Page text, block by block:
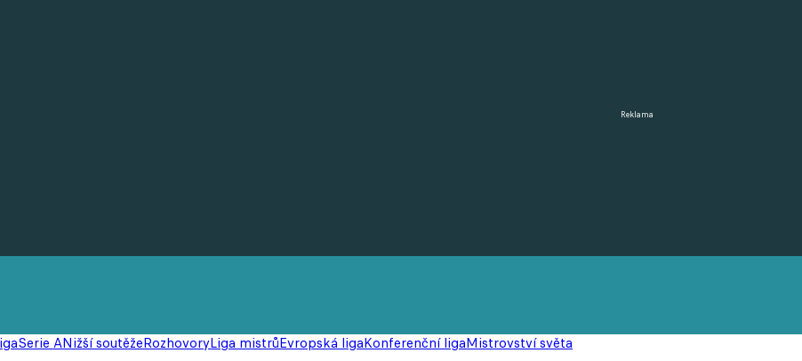
Reklama
Serie ANižší soutěžeRozhovoryLiga mistrůEvropská ligaKonferenční ligaMistrovství světa